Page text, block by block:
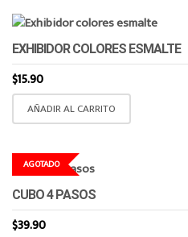
EXHIBIDOR COLORES ESMALTE
$15.90
AÑADIR AL CARRITO
AGOTADO
CUBO 4 PASOS
$39.90